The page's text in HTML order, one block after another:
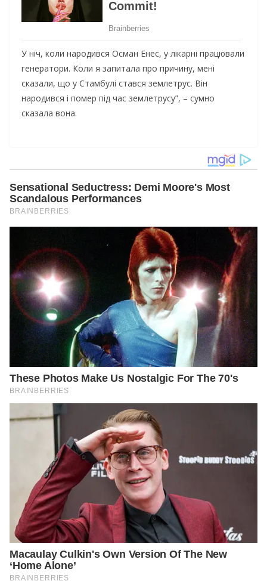
У ніч, коли народився Осман Енес, у лікарні працювали
генератори. Коли я запитала про причину, мені
сказали, що у Стамбулі стався землетрус. Він
народився і помер під час землетрусу”, – сумно
сказала вона.